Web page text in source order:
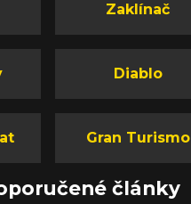
Zaklínač
Diablo
Gran Turismo
články